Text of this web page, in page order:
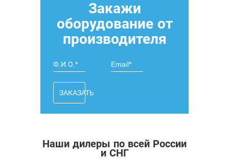
Закажи
оборудование от
производителя
ЗАКАЗАТЬ
Наши дилеры по всей России
и СНГ